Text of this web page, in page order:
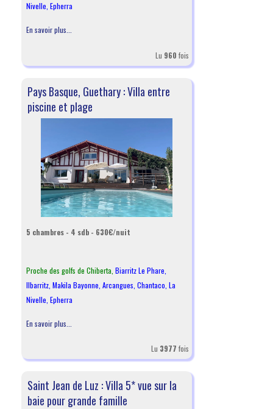
Nivelle Epherra
En savoir plus...
Lu 960 fois
Pays Basque, Guethary : Villa entre
piscine et plage
5 chambres - 4 sdb - 630€/nuit
Proche des golfs de Chiberta, Biarritz Le Phare
Ilbarritz, Makila Bayonne Arcangues Chantaco La
Nivelle Epherra
En savoir plus...
Lu 3977 fois
Saint Jean de Luz : Villa 5* vue sur la
baie pour grande famille